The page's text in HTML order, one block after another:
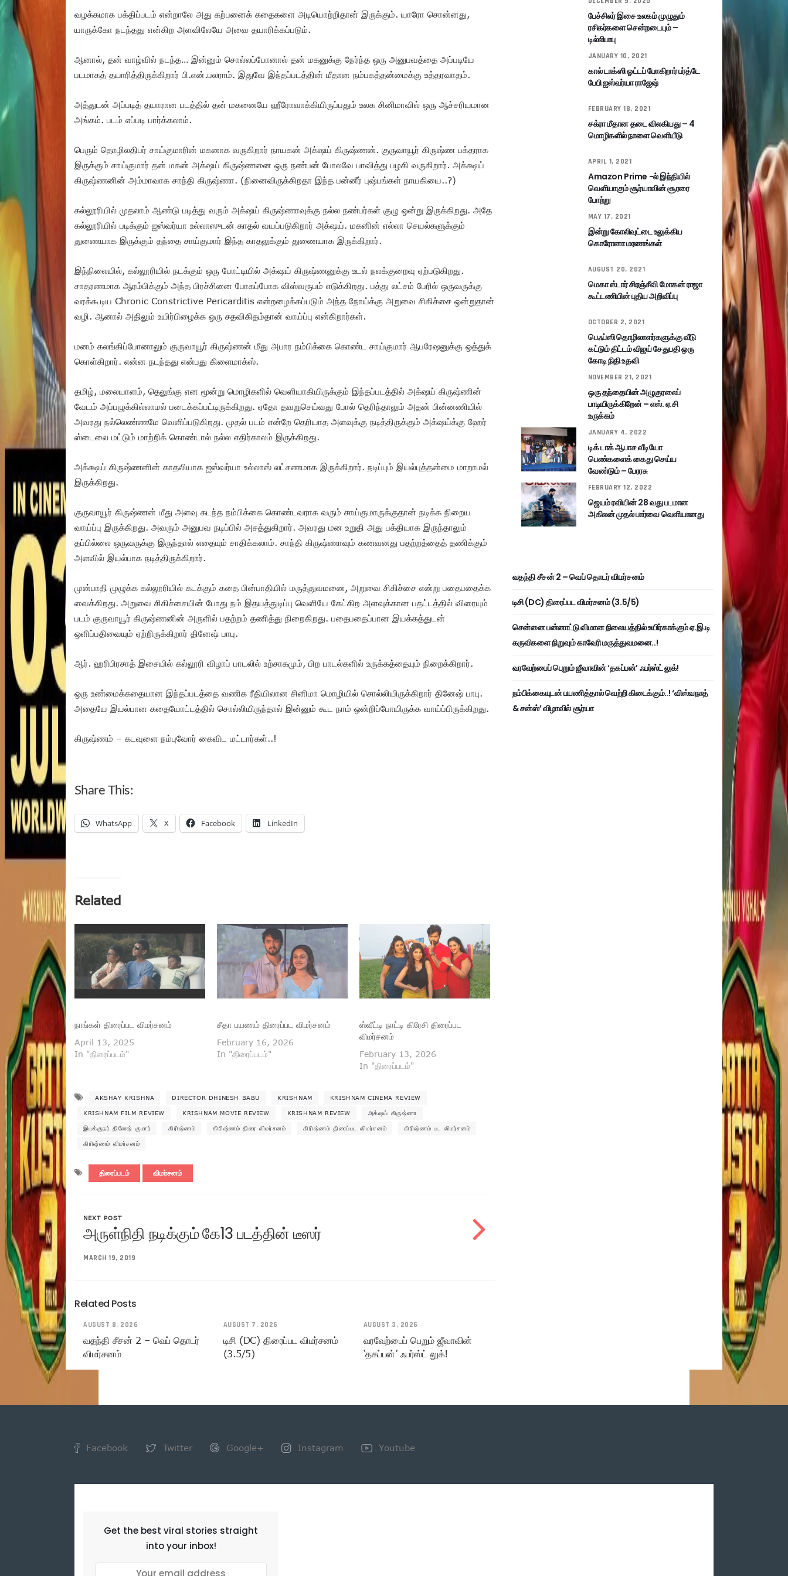
வழக்கமாக பக்திப்படம் என்றாலே அது கற்பனைக் கதைகளை அடியொற்றிதான் இருக்கும். யாரோ சொன்னது,
யாருக்கோ நடந்தது என்கிற அளவிலேயே அவை தயாரிக்கப்படும்.
ஆனால், தன் வாழ்வில் நடந்த… இன்னும் சொல்லப்போனால் தன் மகனுக்கு நேர்ந்த ஒரு அனுபவத்தை அப்படியே
படமாகத் தயாரித்திருக்கிறார் பி.என்.பலராம். இதுவே இந்தப்படத்தின் மீதான நம்பகத்தன்மைக்கு உத்தரவாதம்.
அத்துடன் அப்படித் தயாரான படத்தில் தன் மகனையே ஹீரோவாக்கியிருப்பதும் உலக சினிமாவில் ஒரு ஆச்சரியமான
அங்கம். படம் எப்படி பார்க்கலாம்.
பெரும் தொழிலதிபர் சாய்குமாரின் மகனாக வருகிறார் நாயகன் அக்‌‌ஷய் கிருஷ்ணன். குருவாயூர் கிருஷ்ண பக்தராக
இருக்கும் சாய்குமார் தன் மகன் அக்‌‌ஷய் கிருஷ்ணனை ஒரு நண்பன் போலவே பாவித்து பழகி வருகிறார். அக்க்ஷய்
கிருஷ்ணனின் அம்மாவாக சாந்தி கிருஷ்ணா. (நினைவிருக்கிறதா இந்த பன்னீர் புஷ்பங்கள் நாயகியை..?)
கல்லூரியில் முதலாம் ஆண்டு படித்து வரும் அக்‌ஷய் கிருஷ்ணாவுக்கு நல்ல நண்பர்கள் குழு ஒன்று இருக்கிறது. அதே
கல்லூரியில் படிக்கும் ஐஸ்வர்யா உல்லாஸுடன் காதல் வயப்படுகிறார் அக்‌ஷய். மகனின் எல்லா செயல்களுக்கும்
துணையாக இருக்கும் தந்தை சாய்குமார் இந்த காதலுக்கும் துணையாக இருக்கிறார்.
இந்நிலையில், கல்லூரியில் நடக்கும் ஒரு போட்டியில் அக்‌‌ஷய் கிருஷ்ணனுக்கு உடல் நலக்குறைவு ஏற்படுகிறது.
சாதரணமாக ஆரம்பிக்கும் அந்த பிரச்சினை போகப்போக விஸ்வரூபம் எடுக்கிறது. பத்து லட்சம் பேரில் ஒருவருக்கு
வரக்கூடிய Chronic Constrictive Pericarditis என்றழைக்கப்படும் அந்த நோய்க்கு அறுவை சிகிச்சை ஒன்றுதான்
வழி. ஆனால் அதிலும் உயிர்பிழைக்க ஒரு சதவிகிதம்தான் வாய்ப்பு என்கிறார்கள்.
மனம் கலங்கிப்போனாலும் குருவாயூர் கிருஷ்ணன் மீது அபார நம்பிக்கை கொண்ட சாய்குமார் ஆபரேஷனுக்கு ஒத்துக்
கொள்கிறார். என்ன நடந்தது என்பது கிளைமாக்ஸ்.
தமிழ், மலையாளம், தெலுங்கு என மூன்று மொழிகளில் வெளியாகியிருக்கும் இந்தப்படத்தில் அக்‌ஷய் கிருஷ்ணின்
வேடம் அப்பழுக்கில்லாமல் படைக்கப்பட்டிருக்கிறது. ஏதோ தவறுசெய்வது போல் தெரிந்தாலும் அதன் பின்னணியில்
அவரது நல்லெண்ணமே வெளிப்படுகிறது. முதல் படம் என்றே தெரியாத அளவுக்கு நடித்திருக்கும் அக்‌ஷய்க்கு ஹேர்
ஸ்டைலை மட்டும் மாற்றிக் கொண்டால் நல்ல எதிர்காலம் இருக்கிறது.
அக்க்ஷய் கிருஷ்ணனின் காதலியாக ஐஸ்வர்யா உல்லாஸ் லட்சணமாக இருக்கிறார். நடிப்பும் இயல்புத்தன்மை மாறாமல்
இருக்கிறது.
குருவாயூர் கிருஷ்ணன் மீது அளவு கடந்த நம்பிக்கை கொண்டவராக வரும் சாய்குமாருக்குதான் நடிக்க நிறைய
வாய்ப்பு இருக்கிறது. அவரும் அனுபவ நடிப்பில் அசத்துகிறார். அவரது மன உறுதி அது பக்தியாக இருந்தாலும்
தப்பில்லை ஒருவருக்கு இருந்தால் எதையும் சாதிக்கலாம். சாந்தி கிருஷ்ணாவும் கணவனது பதற்றத்தைத் தணிக்கும்
அளவில் இயல்பாக நடித்திருக்கிறார்.
முன்பாதி முழுக்க கல்லூரியில் கடக்கும் கதை பின்பாதியில் மருத்துவமனை, அறுவை சிகிச்சை என்று பதைபதைக்க
வைக்கிறது. அறுவை சிகிச்சையின் போது நம் இதயத்துடிப்பு வெளியே கேட்கிற அளவுக்கான பதட்டத்தில் விரையும்
படம் குருவாயூர் கிருஷ்ணனின் அருளில் பதற்றம் தணித்து நிறைகிறது. பதைபதைப்பான இயக்கத்துடன்
ஒளிப்பதிவையும் ஏற்றிருக்கிறார் தினேஷ் பாபு.
ஆர். ஹரிபிரசாத் இசையில் கல்லூரி விழாப் பாடலில் உற்சாகமும், பிற பாடல்களில் உருக்கத்தையும் நிறைக்கிறார்.
ஒரு உண்மைக்கதையான இந்தப்படத்தை வணிக ரீதியிலான சினிமா மொழியில் சொல்லியிருக்கிறார் தினேஷ் பாபு.
அதையே இயல்பான கதையோட்டத்தில் சொல்லியிருந்தால் இன்னும் கூட நாம் ஒன்றிப்போயிருக்க வாய்ப்பிருக்கிறது.
கிருஷ்ணம் – கடவுளை நம்புவோர் கைவிட மட்டார்கள்..!
Share This:
WhatsApp X Facebook LinkedIn
Related
நாங்கள் திரைப்பட விமர்சனம்
April 13, 2025
In "திரைப்படம்"
சீதா பயணம் திரைப்பட விமர்சனம்
February 16, 2026
In "திரைப்படம்"
ஸ்வீட்டி நாட்டி கிரேசி திரைப்பட
விமர்சனம்
February 13, 2026
In "திரைப்படம்"
AKSHAY KRISHNA DIRECTOR DHINESH BABU KRISHNAM KRISHNAM CINEMA REVIEW
KRISHNAM FILM REVIEW KRISHNAM MOVIE REVIEW KRISHNAM REVIEW அக்‌ஷய் கிருஷ்ணா
இயக்குநர் தினேஷ் குமார் கிரிஷ்ணம் கிரிஷ்ணம் திரை விமர்சனம் கிரிஷ்ணம் திரைப்பட விமர்சனம் கிரிஷ்ணம் பட விமர்சனம்
கிரிஷ்ணம் விமர்சனம்
திரைப்படம் விமர்சனம்
NEXT POST
அருள்நிதி நடிக்கும் கே13 படத்தின் டீஸர்
MARCH 19, 2019
Related Posts
AUGUST 8, 2026
வதந்தி சீசன் 2 – வெப் தொடர்
விமர்சனம்
AUGUST 7, 2026
டிசி (DC) திரைப்பட விமர்சனம்
(3.5/5)
AUGUST 3, 2026
வரவேற்பைப் பெறும் ஜீவாவின்
‘தகப்பன்’ ஃபர்ஸ்ட் லுக்!
பேச்சிலர் இசை உலகம் முழுதும்
ரசிகர்களை சென்றடையும் –
டில்லிபாபு
JANUARY 10, 2021
கால் டாக்ஸி ஓட்டப் போகிறார் பர்த்டே
பேபி ஐஸ்வர்யா ராஜேஷ்
FEBRUARY 18, 2021
சக்ரா மீதான தடை விலகியது – 4
மொழிகளில் நாளை வெளியீடு
APRIL 1, 2021
Amazon Prime -ல் இந்தியில்
வெளியாகும் சூர்யாவின் சூரரை
போற்று
MAY 17, 2021
இன்று கோலிவுட்டை உலுக்கிய
கொரோனா மரணங்கள்
AUGUST 20, 2021
மெகா ஸ்டார் சிரஞ்சீவி மோகன் ராஜா
கூட்டணியின் புதிய அறிவிப்பு
OCTOBER 2, 2021
பெஃப்ஸி தொழிலாளர்களுக்கு வீடு
கட்டும் திட்டம் விஜய் சேதுபதி ஒரு
கோடி நிதி உதவி
NOVEMBER 21, 2021
ஒரு தந்தையின் அழுகுரலைப்
பாடியிருக்கிறேன் – எஸ். ஏ.சி
உருக்கம்
JANUARY 4, 2022
டிக் டாக் ஆபாச வீடியோ
பெண்களைக் கைது செய்ய
வேண்டும் – பேரரசு
FEBRUARY 12, 2022
ஜெயம் ரவியின் 28 வது படமான
அகிலன் முதல் பார்வை வெளியானது
வதந்தி சீசன் 2 – வெப் தொடர் விமர்சனம்
டிசி (DC) திரைப்பட விமர்சனம் (3.5/5)
சென்னை பன்னாட்டு விமான நிலையத்தில் உயிர்காக்கும் ஏ.இ.டி
கருவிகளை நிறுவும் காவேரி மருத்துவமனை..!
வரவேற்பைப் பெறும் ஜீவாவின் ‘தகப்பன்’ ஃபர்ஸ்ட் லுக்!
நம்பிக்கையுடன் பயணித்தால் வெற்றி கிடைக்கும்..! ‘விஸ்வநாத்
& சன்ஸ்’ விழாவில் சூர்யா
Facebook Twitter Google+ Instagram Youtube
Get the best viral stories straight
into your inbox!